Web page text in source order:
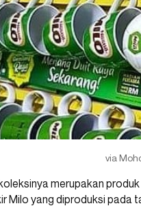
via
merupakan
Milo yang diproduksi pada